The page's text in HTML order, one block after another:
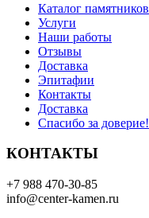
Каталог памятников
Услуги
Наши работы
Отзывы
Доставка
Эпитафии
Контакты
Доставка
Спасибо за доверие!
КОНТАКТЫ
+7 988 470-30-85
info@center-kamen.ru